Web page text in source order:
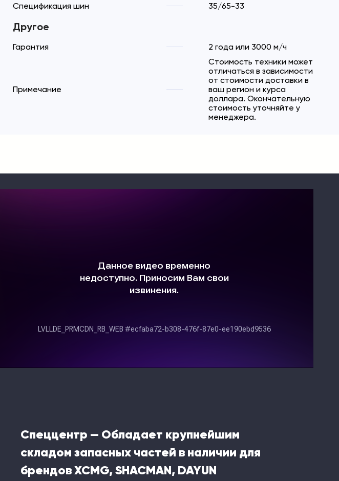
Спецификация шин 35/65-33
Другое
Гарантия 2 года или 3000 м/ч
Примечание
Стоимость техники может
отличаться в зависимости
от стоимости доставки в
ваш регион и курса
доллара. Окончательную
стоимость уточняйте у
менеджера.
Спеццентр — Обладает крупнейшим
складом запасных частей в наличии для
брендов XCMG, SHACMAN, DAYUN